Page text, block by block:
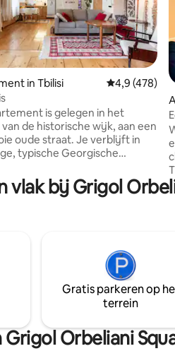
van 4,97 uit 5, 246 recensies
in Tbilisi Gemiddelde
4,9 (478)
is gelegen in het
de historische wijk, aan een
oude straat. Je verblijft in
typische Georgische
balkon. Het huis is oud,
gerenoveerd en door mij
instructies op de dag voor
waardoor het inchecken
eenvoudig verloopt. Ik hoop
je verblijf zult genieten.
bij Grigol
Gratis parkeren op
terrein
Orbeliani